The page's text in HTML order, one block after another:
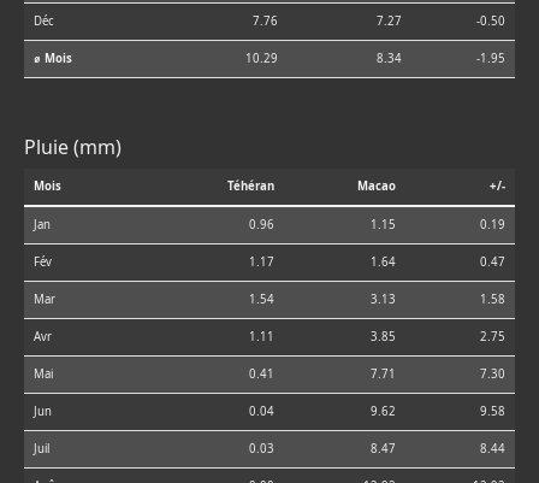
Déc 7.76 7.27 -0.50
⌀ Mois 10.29 8.34 -1.95
Pluie (mm)
Mois Téhéran Macao +/-
Jan 0.96 1.15 0.19
Fév 1.17 1.64 0.47
Mar 1.54 3.13 1.58
Avr 1.11 3.85 2.75
Mai 0.41 7.71 7.30
Jun 0.04 9.62 9.58
Juil 0.03 8.47 8.44